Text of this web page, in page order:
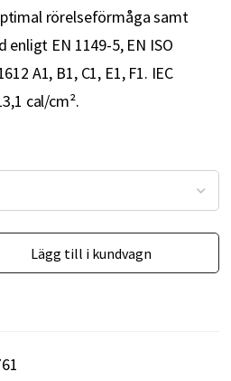
rörelseförmåga samt
EN 1149-5, EN ISO
A1, B1, C1, E1, F1. IEC
cal/cm².
Lägg till i kundvagn